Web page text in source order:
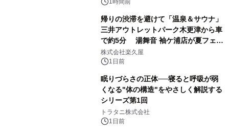
催 英国ラジオ「NTS」の 特別プログ
アーティストを フィーチャーしたアニ
メーションを公開～
1時間前
帰りの渋滞を避けて「温泉＆サウナ」
三井アウトレットパーク木更津から車
で約5分 湯舞音 袖ケ浦店が夏フェア
メニューを提供
株式会社楽久屋
1日前
眠りづらさの正体──寝ると呼吸が弱
くなる"体の構造"をやさしく解説する
シリーズ第1回
トラタニ株式会社
1日前